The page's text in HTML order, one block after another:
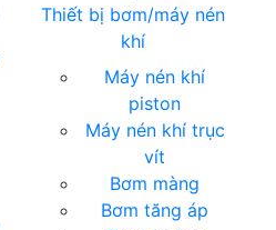
Thiết bị bơm/máy nén
khí
Máy nén khí
piston
Máy nén khí trục
vít
Bơm màng
Bơm tăng áp